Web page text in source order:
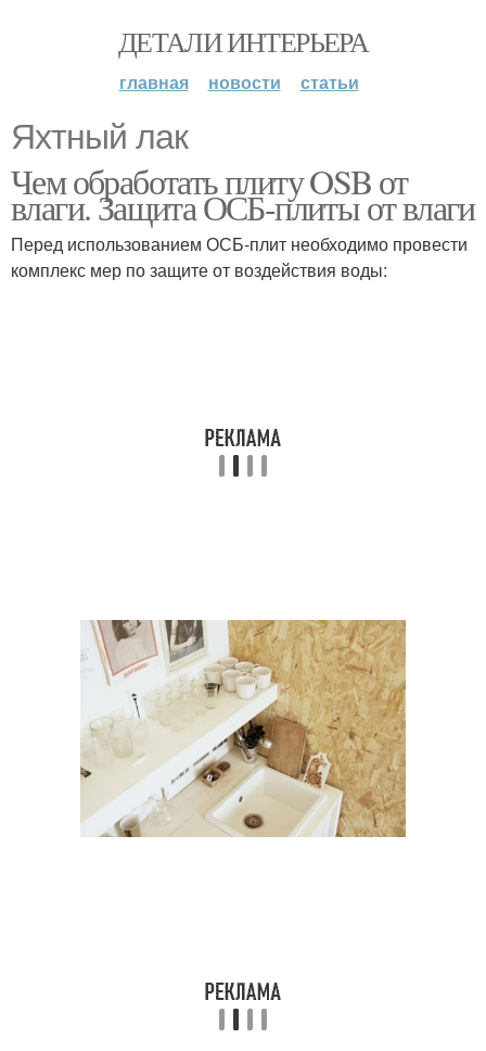
ДЕТАЛИ ИНТЕРЬЕРА
главная новости статьи
Яхтный лак
Чем обработать плиту OSB от
влаги. Защита ОСБ-плиты от влаги
Перед использованием ОСБ-плит необходимо провести
комплекс мер по защите от воздействия воды: